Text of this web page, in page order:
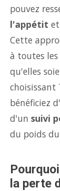
pouvez
l'appétit
Cette
à toutes
qu'elles
choisissant
bénéficiez
d'un suivi
du poids
la perte